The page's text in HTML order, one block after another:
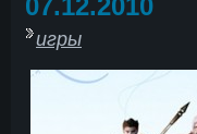
07.12.2010
игры